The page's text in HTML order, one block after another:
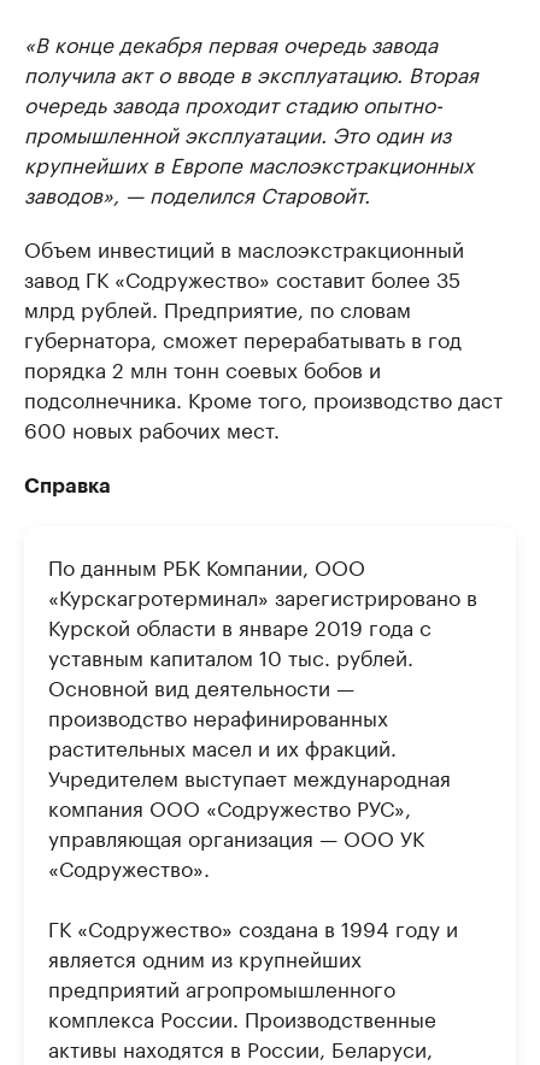
«В конце декабря первая очередь завода
получила акт о вводе в эксплуатацию. Вторая
очередь завода проходит стадию опытно-
промышленной эксплуатации. Это один из
крупнейших в Европе маслоэкстракционных
заводов», — поделился Старовойт.
Объем инвестиций в маслоэкстракционный
завод ГК «Содружество» составит более 35
млрд рублей. Предприятие, по словам
губернатора, сможет перерабатывать в год
порядка 2 млн тонн соевых бобов и
подсолнечника. Кроме того, производство даст
600 новых рабочих мест.
Справка
По данным РБК Компании, ООО
«Курскагротерминал» зарегистрировано в
Курской области в январе 2019 года с
уставным капиталом 10 тыс. рублей.
Основной вид деятельности —
производство нерафинированных
растительных масел и их фракций.
Учредителем выступает международная
компания ООО «Содружество РУС»,
управляющая организация — ООО УК
«Содружество».
ГК «Содружество» создана в 1994 году и
является одним из крупнейших
предприятий агропромышленного
комплекса России. Производственные
активы находятся в России, Беларуси,